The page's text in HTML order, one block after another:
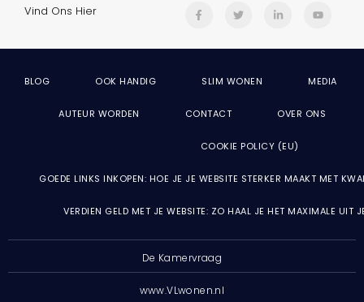
Vind Ons Hier
BLOG OOK HANDIG SLIM WONEN MEDIA
AUTEUR WORDEN CONTACT OVER ONS
COOKIE POLICY (EU)
GOEDE LINKS INKOPEN: HOE JE JE WEBSITE STERKER MAAKT MET
VERDIEN GELD MET JE WEBSITE: ZO HAAL JE HET MAXIMALE UIT
De Kamervraag
www.VLwonen.nl